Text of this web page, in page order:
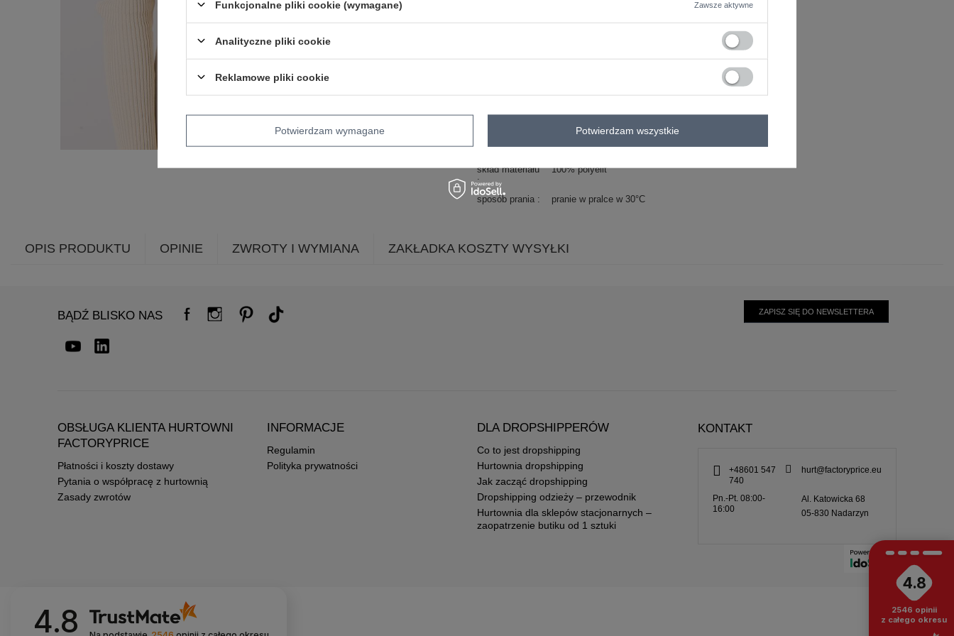
styl casual klasyczny
codzienne do pracy
skład materiału
100% polyelit
sposób prania pranie w pralce w 30°C
OPIS PRODUKTU OPINIE ZWROTY I WYMIANA ZAKŁADKA KOSZTY WYSYŁKI
BĄDŹ BLISKO NAS ZAPISZ SIĘ DO NEWSLETTERA
OBSŁUGA KLIENTA HURTOWNI
FACTORYPRICE
Płatności i koszty dostawy
Pytania o współpracę z hurtownią
Zasady zwrotów
INFORMACJE
Regulamin
Polityka prywatności
DLA DROPSHIPPERÓW
Co to jest dropshipping
Hurtownia dropshipping
Jak zacząć dropshipping
Dropshipping odzieży – przewodnik
Hurtownia dla sklepów stacjonarnych –
zaopatrzenie butiku od 1 sztuki
KONTAKT
+48601 547
740
hurt@factoryprice.eu
Pn.-Pt. 08:00-
16:00
Al. Katowicka 68
05-830 Nadarzyn
4.8
4.8
2546 opinii
z całego okresu
Funkcjonalne pliki cookie (wymagane) Zawsze aktywne
Analityczne pliki cookie
Reklamowe pliki cookie
Potwierdzam wymagane Potwierdzam wszystkie